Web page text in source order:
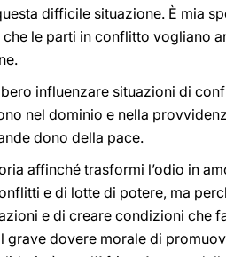
difficile situazione. È mia
le parti in conflitto vogliano
influenzare situazioni di
nel dominio e nella
dono della pace.
affinché trasformi l’odio in
e di lotte di potere, ma
e di creare condizioni che
grave dovere morale di